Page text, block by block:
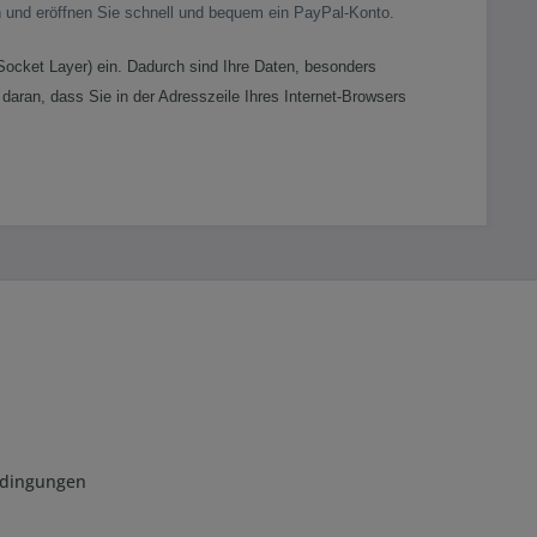
und eröffnen Sie schnell und bequem ein PayPal-Konto.
Layer) ein. Dadurch sind Ihre Daten, besonders
dass Sie in der Adresszeile Ihres Internet-Browsers